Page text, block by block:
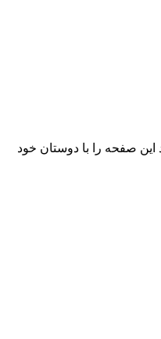
این صفحه را با دوستان خود